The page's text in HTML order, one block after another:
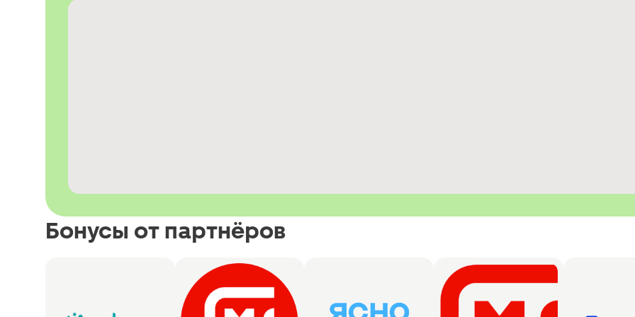
Бонусы от партнёров